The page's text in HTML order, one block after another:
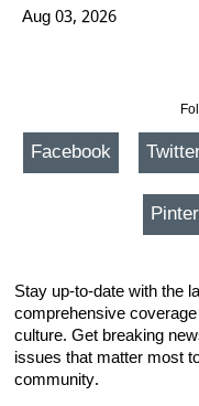
Aug 03, 2026
Facebook
Stay up-to-date with the
comprehensive
culture. Get breaking
issues that matter most
community.